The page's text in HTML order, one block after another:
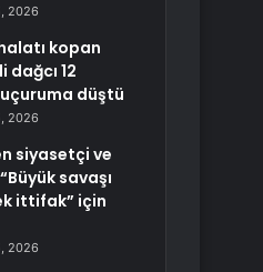
2026
kopan
dağcı 12
düştü
2026
siyasetçi ve
savaşı
ittifak” için
2026